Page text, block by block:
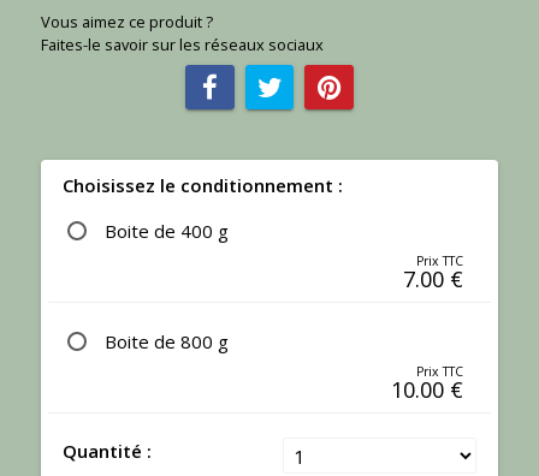
Vous aimez ce produit ?
Faites-le savoir sur les réseaux sociaux
Choisissez le conditionnement :
Boite de 400 g
Prix TTC
7.00 €
Boite de 800 g
Prix TTC
10.00 €
Quantité :